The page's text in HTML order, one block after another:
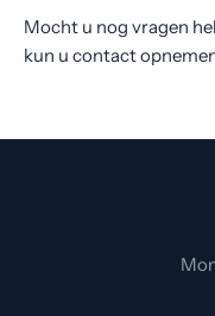
Mocht u nog vragen
kun u contact